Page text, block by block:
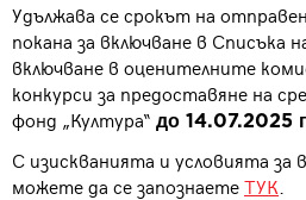
Удължава се срокът на
покана за включване в Списъка
включване в оценителните
конкурси за предоставяне на
фонд „Култура“ до 14.07.2025
С изискванията и условията за
можете да се запознаетеТУК